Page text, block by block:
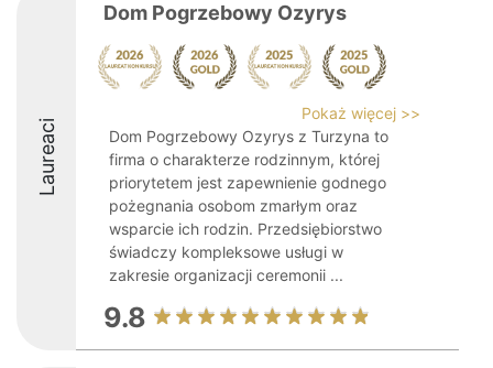
Laureaci
Dom Pogrzebowy Ozyrys
Pokaż więcej >>
Dom Pogrzebowy Ozyrys z Turzyna to
firma o charakterze rodzinnym, której
priorytetem jest zapewnienie godnego
pożegnania osobom zmarłym oraz
wsparcie ich rodzin. Przedsiębiorstwo
świadczy kompleksowe usługi w
zakresie organizacji ceremonii ...
9.8